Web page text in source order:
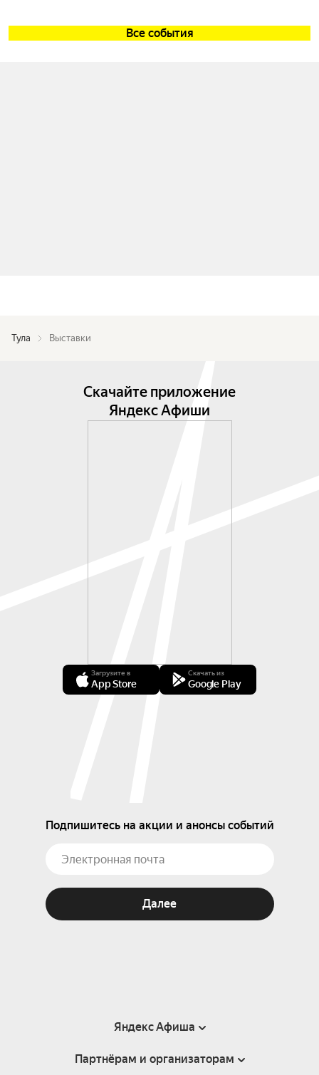
Все события
Тула Выставки
Скачайте приложение
Яндекс Афиши
Загрузите в
App Store
Скачать из
Google Play
Подпишитесь на акции и анонсы событий
Далее
Яндекс Афиша
Справка
Партнёрам и организаторам